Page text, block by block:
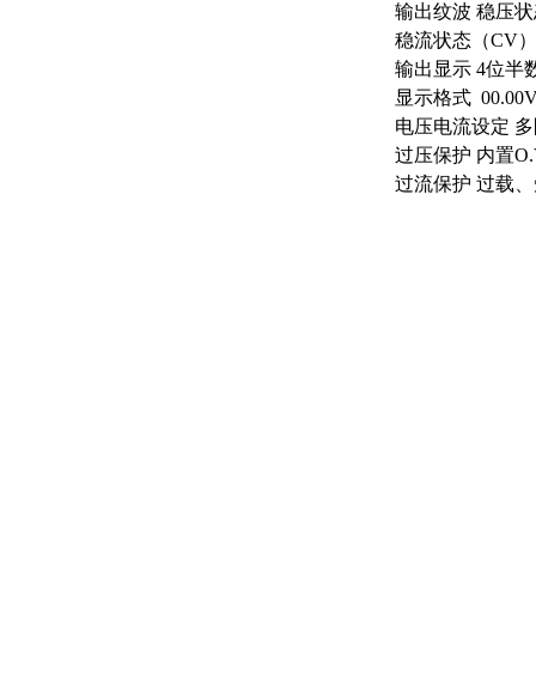
输出纹波 稳压
稳流状态（CV
输出显示 4位半
显示格式
电压电流设定
过压保护 内置
过流保护 过载